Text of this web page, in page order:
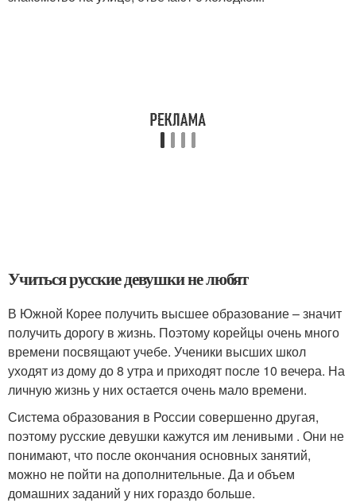
Учиться русские девушки не любят
В Южной Корее получить высшее образование – значит
получить дорогу в жизнь. Поэтому корейцы очень много
времени посвящают учебе. Ученики высших школ
уходят из дому до 8 утра и приходят после 10 вечера. На
личную жизнь у них остается очень мало времени.
Система образования в России совершенно другая,
поэтому русские девушки кажутся им ленивыми . Они не
понимают, что после окончания основных занятий,
можно не пойти на дополнительные. Да и объем
домашних заданий у них гораздо больше.